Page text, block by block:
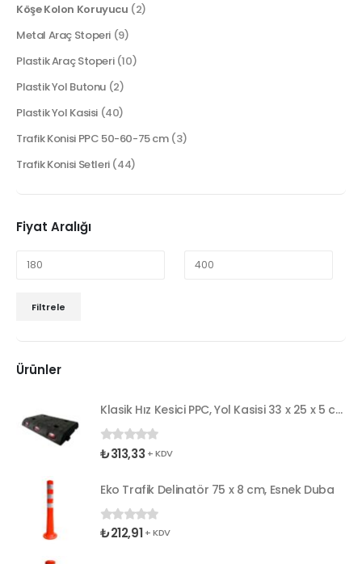
Köşe Kolon Koruyucu (2)
Metal Araç Stoperi (9)
Plastik Araç Stoperi (10)
Plastik Yol Butonu (2)
Plastik Yol Kasisi (40)
Trafik Konisi PPC 50-60-75 cm (3)
Trafik Konisi Setleri (44)
Fiyat Aralığı
Filtrele
Ürünler
Klasik Hız Kesici PPC, Yol Kasisi 33 x 25 x 5 cm
05 üzerinden
₺313,33 + KDV
Eko Trafik Delinatör 75 x 8 cm, Esnek Duba
05 üzerinden
₺212,91 + KDV